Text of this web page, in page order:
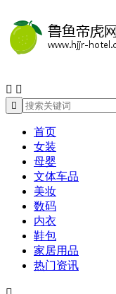
 

首页
女装
母婴
文体车品
美妆
数码
内衣
鞋包
家居用品
热门资讯